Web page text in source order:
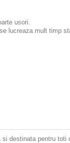
usori.
lucreaza mult timp
destinata pentru